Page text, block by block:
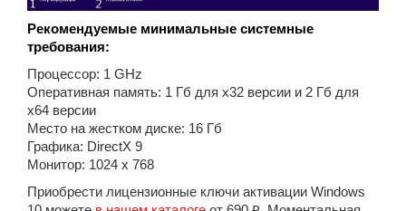
Рекомендуемые минимальные системные
требования:
Процессор: 1 GHz
Оперативная память: 1 Гб для x32 версии и 2 Гб для
x64 версии
Место на жестком диске: 16 Гб
Графика: DirectX 9
Монитор: 1024 x 768
Приобрести лицензионные ключи активации Windows